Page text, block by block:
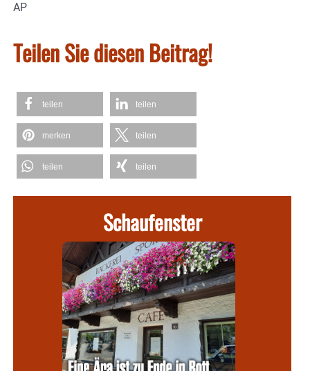
AP
Teilen Sie diesen Beitrag!
teilen teilen
merken teilen
teilen teilen
Schaufenster